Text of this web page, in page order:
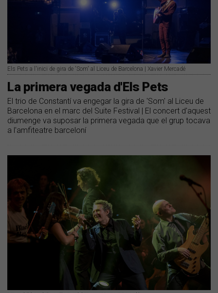
Els Pets a l'inici de gira de 'Som' al Liceu de Barcelona | Xavier Mercadé
La primera vegada d'Els Pets
El trio de Constantí va engegar la gira de 'Som' al Liceu de
Barcelona en el marc del Suite Festival | El concert d'aquest
diumenge va suposar la primera vegada que el grup tocava
a l'amfiteatre barceloní